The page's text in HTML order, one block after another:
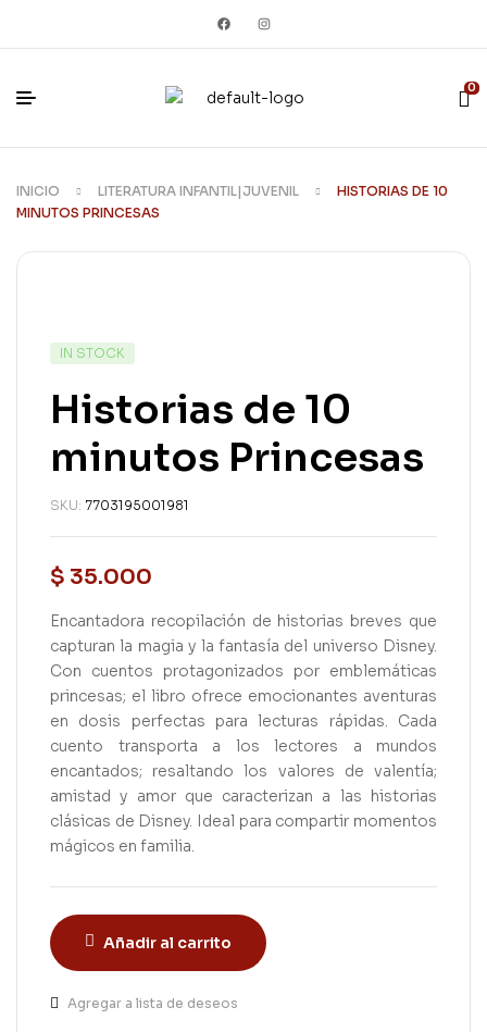
0
INICIO LITERATURA INFANTIL|JUVENIL
HISTORIAS DE 10
MINUTOS PRINCESAS
IN STOCK
Historias de 10
minutos Princesas
SKU: 7703195001981
$ 35.000
Encantadora recopilación de historias breves que
capturan la magia y la fantasía del universo Disney.
Con cuentos protagonizados por emblemáticas
princesas; el libro ofrece emocionantes aventuras
en dosis perfectas para lecturas rápidas. Cada
cuento transporta a los lectores a mundos
encantados; resaltando los valores de valentía;
amistad y amor que caracterizan a las historias
clásicas de Disney. Ideal para compartir momentos
mágicos en familia.
Añadir al carrito
Agregar a lista de deseos